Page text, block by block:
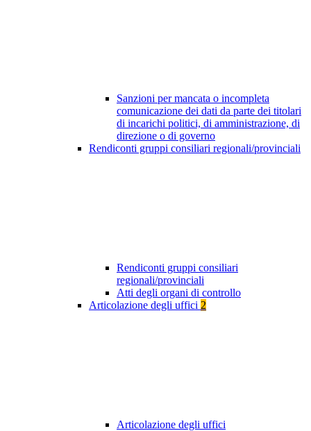
Sanzioni per mancata o incompleta
comunicazione dei dati da parte dei titolari
di incarichi politici, di amministrazione, di
direzione o di governo
Rendiconti gruppi consiliari regionali/provinciali
Rendiconti gruppi consiliari
regionali/provinciali
Atti degli organi di controllo
Articolazione degli uffici 2
Articolazione degli uffici